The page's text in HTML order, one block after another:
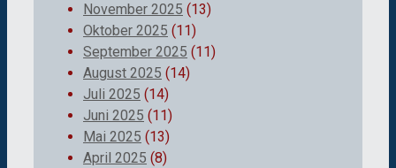
November 2025 (13)
Oktober 2025 (11)
September 2025 (11)
August 2025 (14)
Juli 2025 (14)
Juni 2025 (11)
Mai 2025 (13)
April 2025 (8)